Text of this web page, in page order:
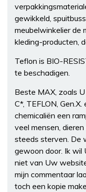
gewikkeld,
meubelwinkelier de
kleding-producten,
Teflon is BIO-
te beschadigen.
Beste MAX, zoals
C*, TEFLON,
chemicaliën een
veel mensen,
steeds sterven. De
gewoon door. Ik wil
niet van Uw
mijn commentaar
toch een kopie